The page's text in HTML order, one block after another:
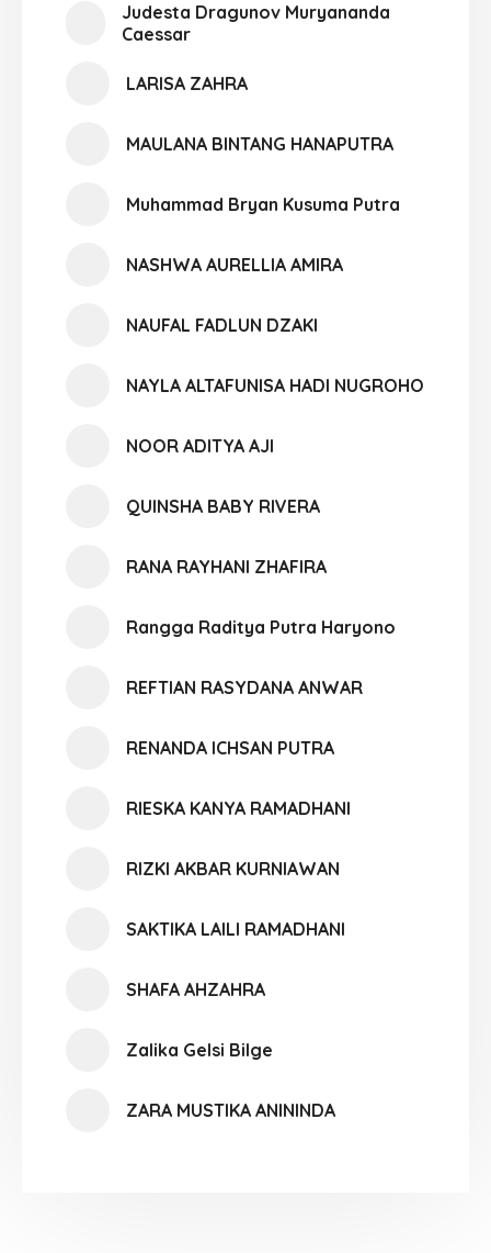
Judesta Dragunov Muryananda
Caessar
LARISA ZAHRA
MAULANA BINTANG HANAPUTRA
Muhammad Bryan Kusuma Putra
NASHWA AURELLIA AMIRA
NAUFAL FADLUN DZAKI
NAYLA ALTAFUNISA HADI NUGROHO
NOOR ADITYA AJI
QUINSHA BABY RIVERA
RANA RAYHANI ZHAFIRA
Rangga Raditya Putra Haryono
REFTIAN RASYDANA ANWAR
RENANDA ICHSAN PUTRA
RIESKA KANYA RAMADHANI
RIZKI AKBAR KURNIAWAN
SAKTIKA LAILI RAMADHANI
SHAFA AHZAHRA
Zalika Gelsi Bilge
ZARA MUSTIKA ANININDA